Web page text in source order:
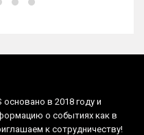
в 2018 году и
о событиях как в
к сотрудничеству!